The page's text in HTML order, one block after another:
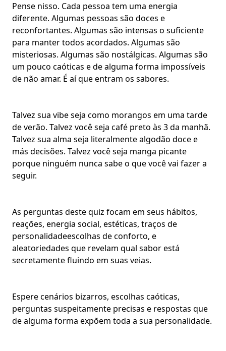
Pense nisso. Cada pessoa tem uma energia
diferente. Algumas pessoas são doces e
reconfortantes. Algumas são intensas o suficiente
para manter todos acordados. Algumas são
misteriosas. Algumas são nostálgicas. Algumas são
um pouco caóticas e de alguma forma impossíveis
de não amar. É aí que entram os sabores.
Talvez sua vibeseja como morangos em uma tarde
de verão. Talvez você seja café preto às 3 da manhã.
Talvez sua alma seja literalmente algodão doce e
más decisões. Talvez você seja manga picante
porque ninguém nunca sabe o que você vai fazer a
seguir.
As perguntas deste quiz focam em seus hábitos,
reações, energia social, estéticas, traços de
personalidadeescolhas de conforto, e
aleatoriedades que revelam qual sabor está
secretamente fluindo em suas veias.
Espere cenários bizarros, escolhas caóticas,
perguntas suspeitamente precisas e respostas que
de alguma forma expõem toda a sua personalidade.